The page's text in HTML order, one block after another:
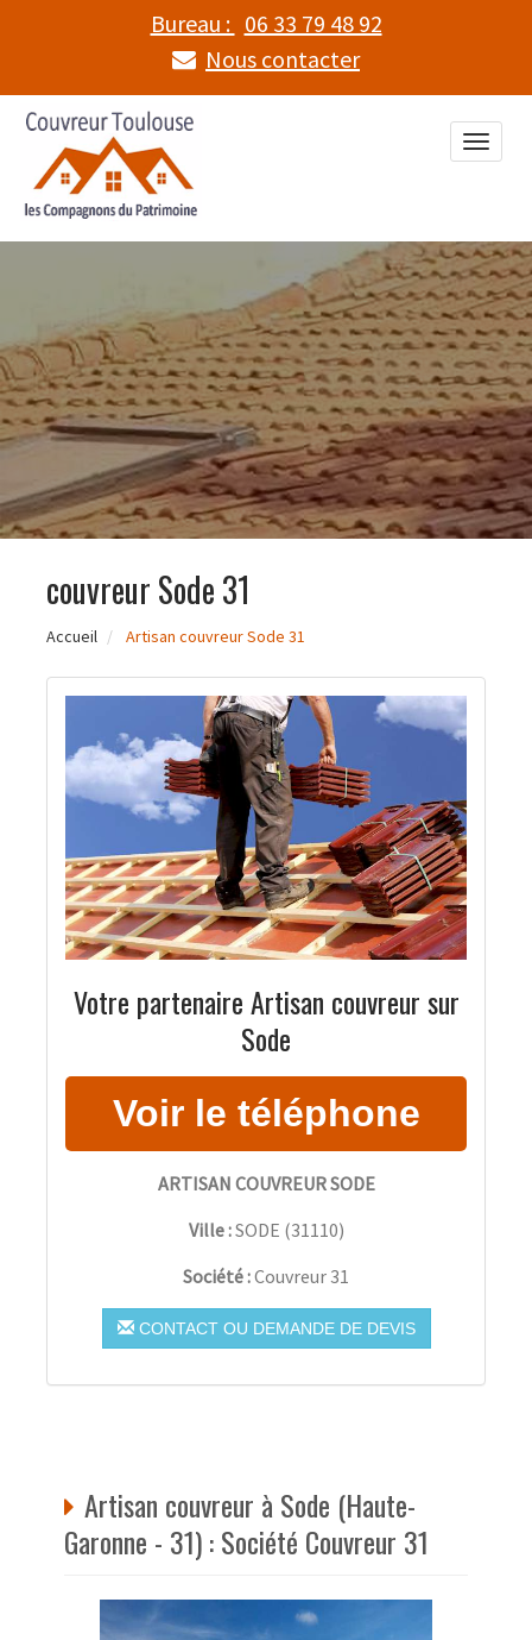
Bureau : 06 33 79 48 92
Nous contacter
Toggle
couvreur Sode 31
Accueil Artisan couvreur Sode 31
Votre partenaire Artisan couvreur sur
Sode
ARTISAN COUVREUR SODE
Ville :SODE (31110)
Société :Couvreur 31
CONTACT OU DEMANDE DE DEVIS
Artisan couvreur à Sode (Haute-
Garonne - 31) : Société Couvreur 31